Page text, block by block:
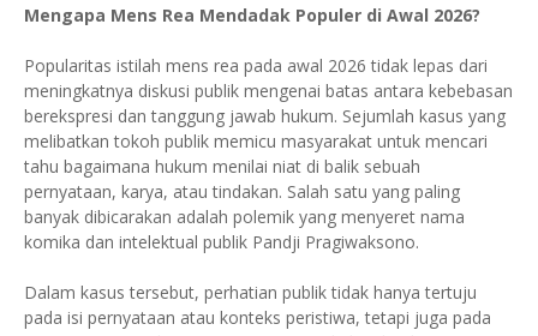
Mengapa Mens Rea Mendadak Populer di Awal 2026?
Popularitas istilah mens rea pada awal 2026 tidak lepas dari
meningkatnya diskusi publik mengenai batas antara kebebasan
berekspresi dan tanggung jawab hukum. Sejumlah kasus yang
melibatkan tokoh publik memicu masyarakat untuk mencari
tahu bagaimana hukum menilai niat di balik sebuah
pernyataan, karya, atau tindakan. Salah satu yang paling
banyak dibicarakan adalah polemik yang menyeret nama
komika dan intelektual publik Pandji Pragiwaksono.
Dalam kasus tersebut, perhatian publik tidak hanya tertuju
pada isi pernyataan atau konteks peristiwa, tetapi juga pada